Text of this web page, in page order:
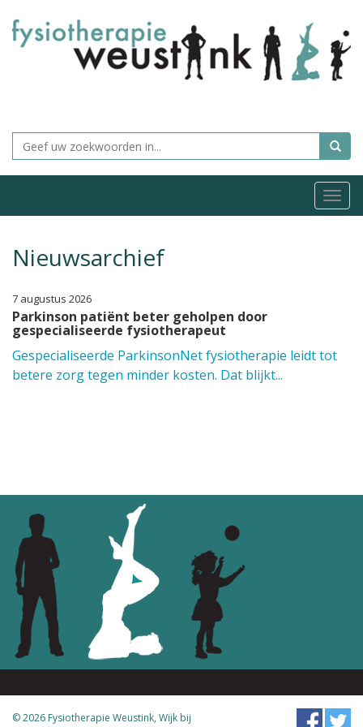
Nieuwsarchief
7 augustus 2026
Parkinson patiënt beter geholpen door
gespecialiseerde fysiotherapeut
Gespecialiseerde ParkinsonNet fysiotherapie leidt tot
betere zorg tegen minder kosten. Dat blijkt...
© 2026 Fysiotherapie Weustink, Wijk bij